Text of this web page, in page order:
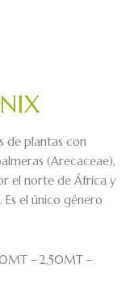
de plantas con
(Arecaceae),
el norte de África y
el único género
– 2,50MT –